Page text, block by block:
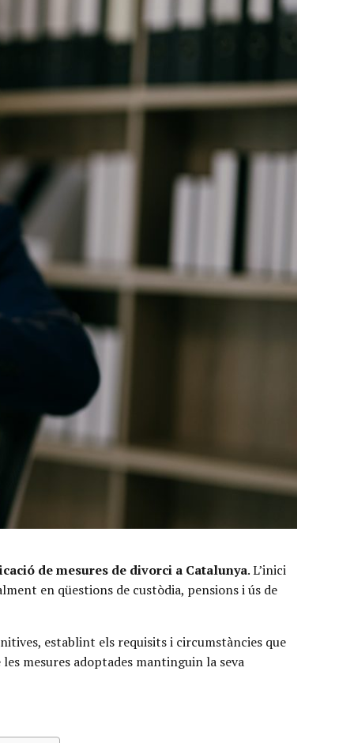
de mesures de divorci a Catalunya. L’inici
en qüestions de custòdia, pensions i ús de
establint els requisits i circumstàncies que
mesures adoptades mantinguin la seva